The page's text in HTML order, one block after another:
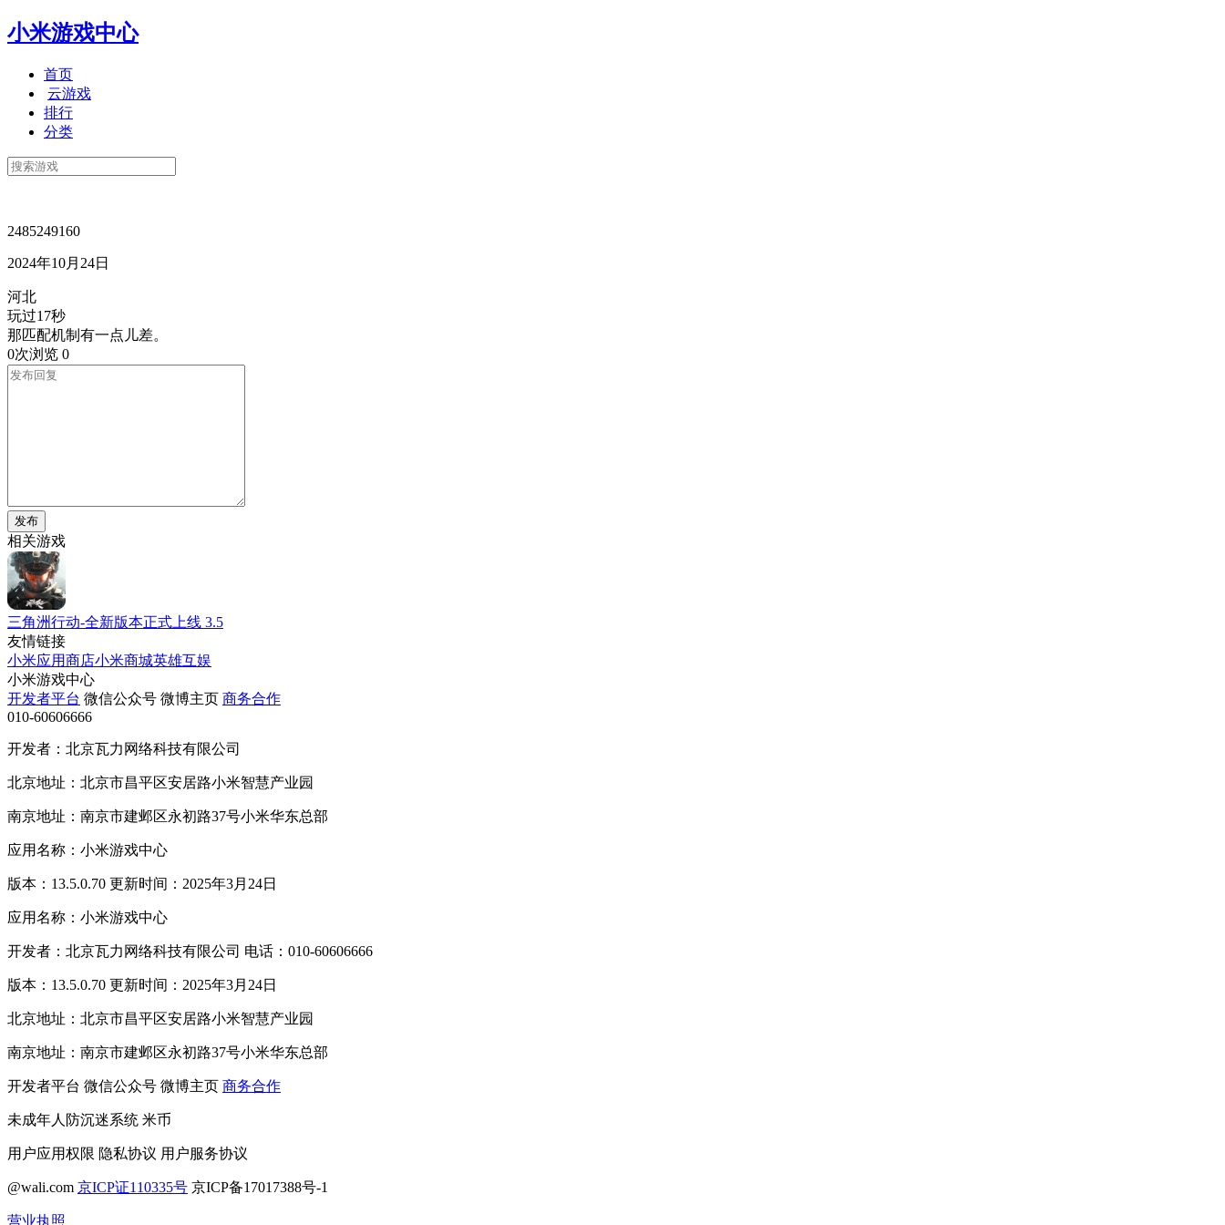
小米游戏中心
首页
云游戏
排行
分类
2485249160
2024年10月24日
河北
玩过17秒
那匹配机制有一点儿差。
0次浏览 0
发布
相关游戏
三角洲行动-全新版本正式上线 3.5
友情链接
小米应用商店小米商城英雄互娱
小米游戏中心
开发者平台 微信公众号 微博主页 商务合作
010-60606666
开发者：北京瓦力网络科技有限公司
北京地址：北京市昌平区安居路小米智慧产业园
南京地址：南京市建邺区永初路37号小米华东总部
应用名称：小米游戏中心
版本：13.5.0.70 更新时间：2025年3月24日
应用名称：小米游戏中心
开发者：北京瓦力网络科技有限公司 电话：010-60606666
版本：13.5.0.70 更新时间：2025年3月24日
北京地址：北京市昌平区安居路小米智慧产业园
南京地址：南京市建邺区永初路37号小米华东总部
开发者平台 微信公众号 微博主页 商务合作
未成年人防沉迷系统 米币
用户应用权限 隐私协议 用户服务协议
@wali.com 京ICP证110335号 京ICP备17017388号-1
营业执照